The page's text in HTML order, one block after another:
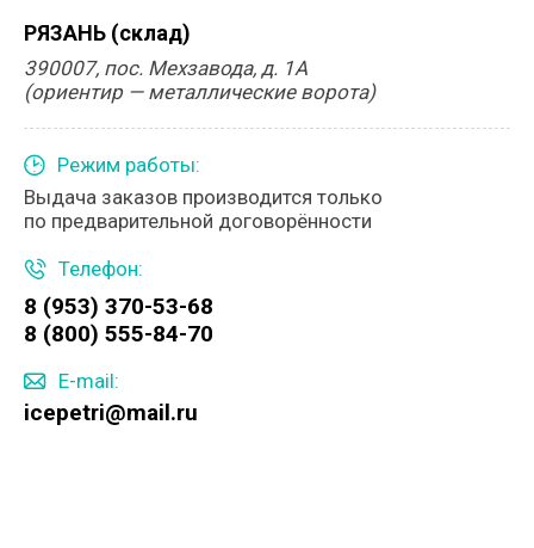
РЯЗАНЬ (склад)
390007, пос. Мехзавода, д. 1А
(ориентир — металлические ворота)
Режим работы:
Выдача заказов производится только
по предварительной договорённости
Телефон:
8 (953) 370-53-68
8 (800) 555-84-70
E-mail:
icepetri@mail.ru